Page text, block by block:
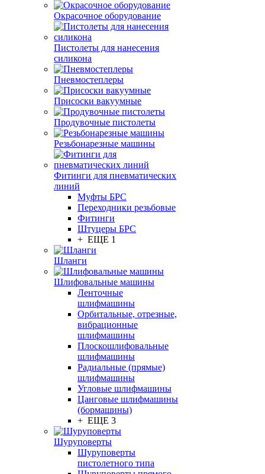
Окрасочное оборудование
Пистолеты для нанесения
силикона
Пневмостеплеры
Присоски вакуумные
Продувочные пистолеты
Резьбонарезные машины
Фитинги для пневматических
линий
Муфты БРС
Переходники резьбовые
Фитинги
Штуцеры БРС
+ ЕЩЕ 1
Шланги
Шлифовальные машины
Ленточные
шлифмашины
Орбитальные, отрезные,
вибрационные
шлифмашины
Плоскошлифовальные
шлифмашины
Радиальные (прямые)
шлифмашины
Угловые шлифмашины
Цанговые шлифмашины
(бормашины)
+ ЕЩЕ 3
Шуруповерты
Шуруповерты
пистолетного типа